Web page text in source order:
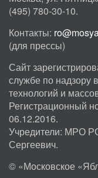
(495) 780-30-10.
Контакты:
(для прессы)
Сайт
службе по надзору
технологий и
Регистрационный
06.12.2016.
Учредители: МРО
Сергеевич.
© «Московское